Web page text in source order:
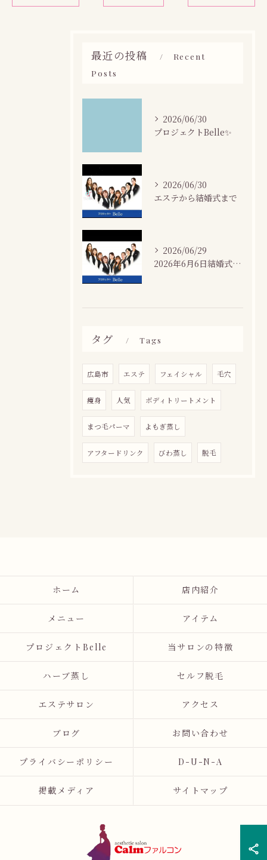
最近の投稿
Recent
Posts
2026/06/30
プロジェクトBelle✨
2026/06/30
エステから結婚式まで
2026/06/29
2026年6月6日結婚式場カサネにて
タグ Tags
広島市 エステ フェイシャル 毛穴
痩身 人気 ボディトリートメント
まつ毛パーマ よもぎ蒸し
アフタードリンク びわ蒸し 脱毛
ホーム 店内紹介
メニュー アイテム
プロジェクトBelle 当サロンの特徴
ハーブ蒸し セルフ脱毛
エステサロン アクセス
ブログ お問い合わせ
プライバシーポリシー D-U-N-A
掲載メディア サイトマップ